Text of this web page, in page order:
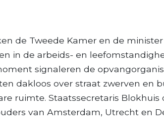
de Tweede Kamer en de
in de arbeids- en
signaleren de
dakloos over straat zwerven en
ruimte. Staatssecretaris Blokhuis
van Amsterdam, Utrecht en